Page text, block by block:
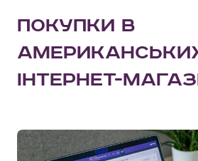
Покупки в
інтернет-